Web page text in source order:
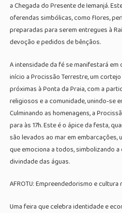
a Chegada do Presente de Iemanjá.
oferendas simbólicas, como flores,
preparadas para serem entregues à
devoção e pedidos de bênçãos.
A intensidade da fé se manifestará em
início a Procissão Terrestre, um
próximas à Ponta da Praia, com a
religiosos e a comunidade, unindo-se
Culminando as homenagens, a
para às 17h. Este é o ápice da festa,
são levados ao mar em embarcações,
que emociona a todos, simbolizando
divindade das águas.
AFROTU: Empreendedorismo e
Uma feira que celebra identidade e